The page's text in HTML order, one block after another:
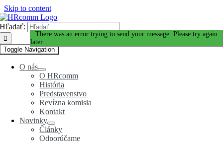
Skip to content
Hľadať:
Toggle Navigation
O nás
O HRcomm
História
Predstavenstvo
Revízna komisia
Kontakt
Novinky
Články
Odporúčame
Ďakujeme za Váš záujem!
There was an error trying to send your message. Please try again
later.